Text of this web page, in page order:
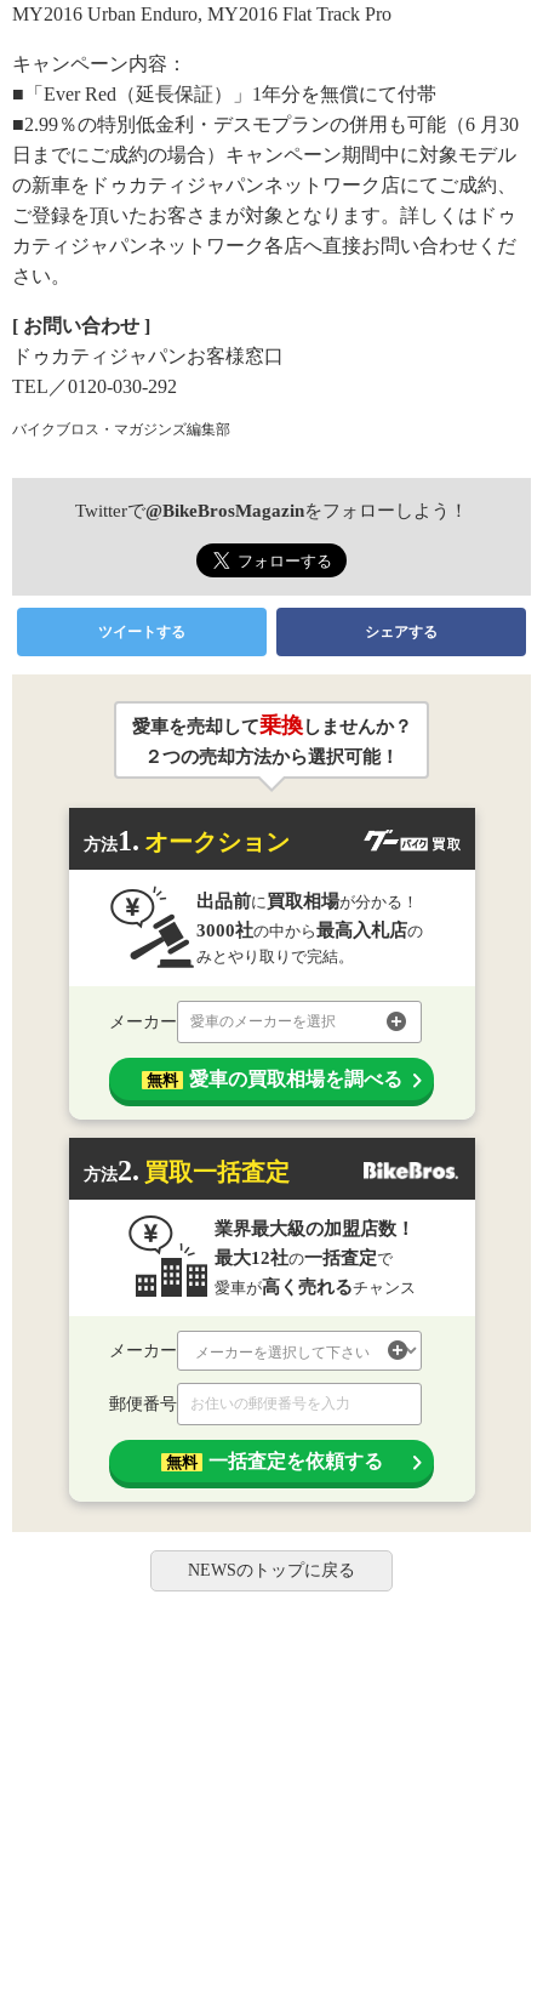
MY2016 Urban Enduro, MY2016 Flat Track Pro
キャンペーン内容：
■ 「Ever Red（延長保証）」1年分を無償にて付帯
■2.99％の特別低金利・デスモプランの併用も可能（6 月30
日までにご成約の場合）キャンペーン期間中に対象モデル
の新車をドゥカティジャパンネットワーク店にてご成約、
ご登録を頂いたお客さまが対象となります。詳しくはドゥ
カティジャパンネットワーク各店へ直接お問い合わせくだ
さい。
[ お問い合わせ ]
ドゥカティジャパンお客様窓口
TEL／0120-030-292
バイクブロス・マガジンズ編集部
Twitterで@BikeBrosMagazinをフォローしよう！
ツイートする シェアする
愛車を売却して乗換しませんか？
２つの売却方法から選択可能！
方法1. オークション
出品前に買取相場が分かる！
3000社の中から最高入札店の
みとやり取りで完結。
メーカー 愛車のメーカーを選択
無料 愛車の買取相場を調べる
方法2. 買取一括査定
業界最大級の加盟店数！
最大12社の一括査定で
愛車が高く売れるチャンス
メーカー
郵便番号
無料 一括査定を依頼する
NEWSのトップに戻る